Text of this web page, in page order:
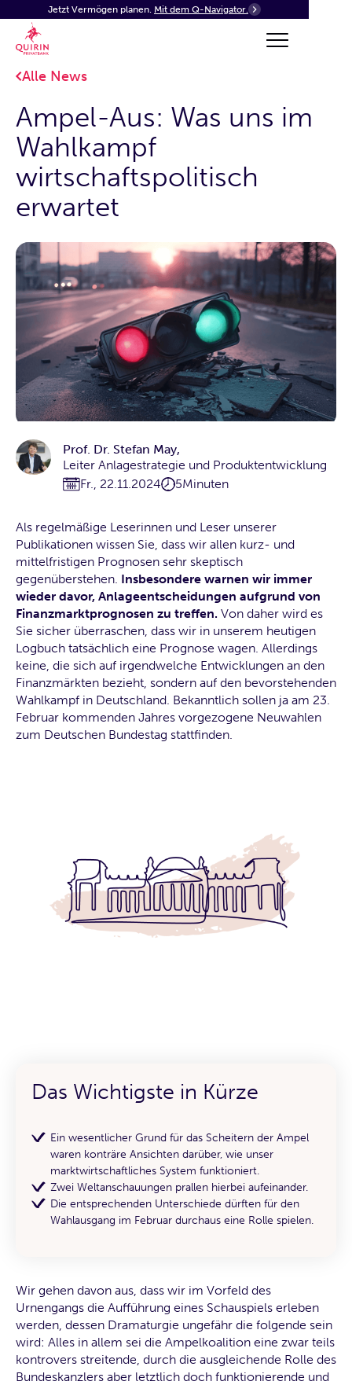
Jetzt Vermögen planen. Mit dem Q-Navigator.
Alle News
Ampel-Aus: Was uns im
Wahlkampf
wirtschaftspolitisch
erwartet
Prof. Dr. Stefan May,
Leiter Anlagestrategie und Produktentwicklung
Fr., 22.11.2024
5Minuten
Als regelmäßige Leserinnen und Leser unserer
Publikationen wissen Sie, dass wir allen kurz- und
mittelfristigen Prognosen sehr skeptisch
gegenüberstehen. Insbesondere warnen wir immer
wieder davor, Anlageentscheidungen aufgrund von
Finanzmarktprognosen zu treffen. Von daher wird es
Sie sicher überraschen, dass wir in unserem heutigen
Logbuch tatsächlich eine Prognose wagen. Allerdings
keine, die sich auf irgendwelche Entwicklungen an den
Finanzmärkten bezieht, sondern auf den bevorstehenden
Wahlkampf in Deutschland. Bekanntlich sollen ja am 23.
Februar kommenden Jahres vorgezogene Neuwahlen
zum Deutschen Bundestag stattfinden.
Das Wichtigste in Kürze
Ein wesentlicher Grund für das Scheitern der Ampel
waren konträre Ansichten darüber, wie unser
marktwirtschaftliches System funktioniert.
Zwei Weltanschauungen prallen hierbei aufeinander.
Die entsprechenden Unterschiede dürften für den
Wahlausgang im Februar durchaus eine Rolle spielen.
Wir gehen davon aus, dass wir im Vorfeld des
Urnengangs die Aufführung eines Schauspiels erleben
werden, dessen Dramaturgie ungefähr die folgende sein
wird: Alles in allem sei die Ampelkoalition eine zwar teils
kontrovers streitende, durch die ausgleichende Rolle des
Bundeskanzlers aber letztlich doch funktionierende und